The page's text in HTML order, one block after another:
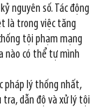
nguyên số. Tác động
là trong việc tăng
tội phạm mạng
nào có thể tự mình
pháp lý thống nhất,
tra, dẫn độ và xử lý tội